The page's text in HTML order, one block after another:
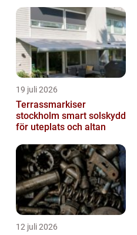
19 juli 2026
Terrassmarkiser
stockholm smart solskydd
för uteplats och altan
12 juli 2026